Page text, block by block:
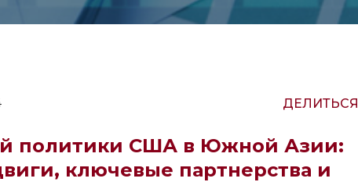
ДЕЛИТЬСЯ
политики США в Южной Азии:
ключевые партнерства и